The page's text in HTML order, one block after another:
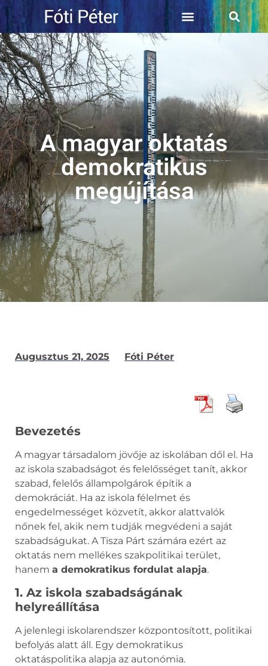
A magyar oktatás
demokratikus
megújítása
Augusztus 21, 2025 Fóti Péter
Bevezetés
A magyar társadalom jövője az iskolában dől el. Ha
az iskola szabadságot és felelősséget tanít, akkor
szabad, felelős állampolgárok építik a
demokráciát. Ha az iskola félelmet és
engedelmességet közvetít, akkor alattvalók
nőnek fel, akik nem tudják megvédeni a saját
szabadságukat. A Tisza Párt számára ezért az
oktatás nem mellékes szakpolitikai terület,
hanem a demokratikus fordulat alapja.
1. Az iskola szabadságának
helyreállítása
A jelenlegi iskolarendszer központosított, politikai
befolyás alatt áll. Egy demokratikus
oktatáspolitika alapja az autonómia.